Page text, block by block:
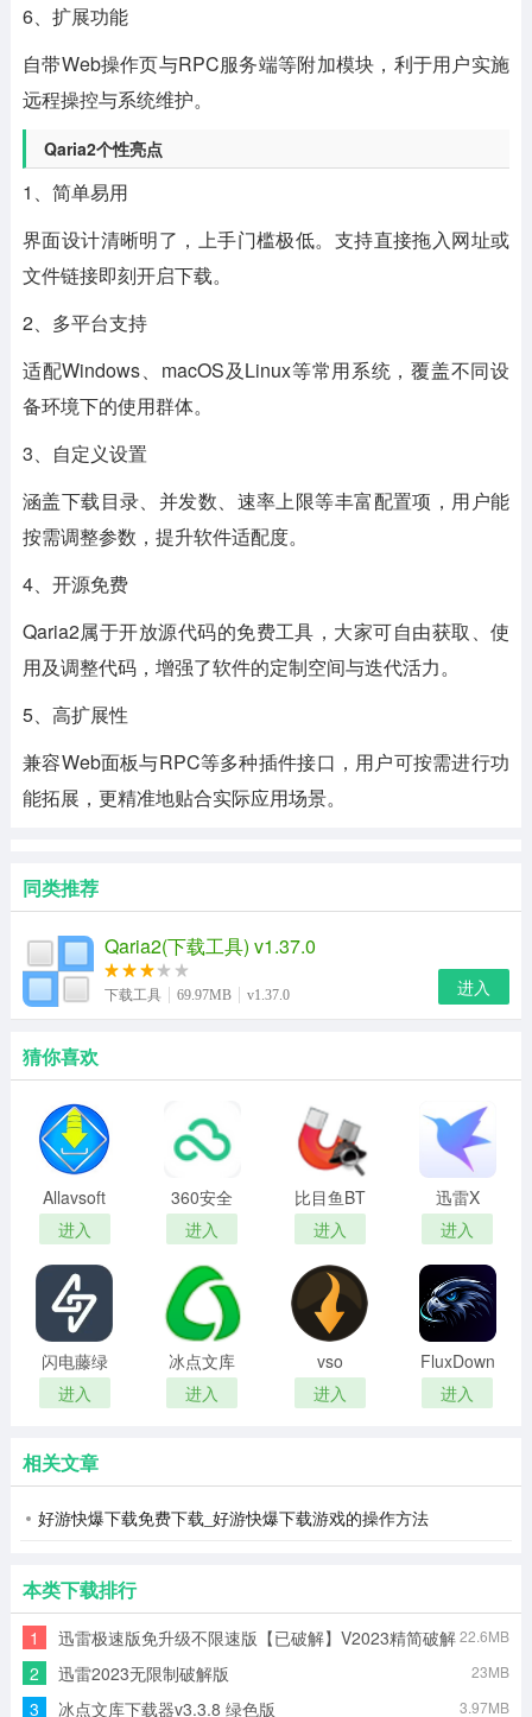
6、扩展功能
自带Web操作页与RPC服务端等附加模块，利于用户实施
远程操控与系统维护。
Qaria2个性亮点
1、简单易用
界面设计清晰明了，上手门槛极低。支持直接拖入网址或
文件链接即刻开启下载。
2、多平台支持
适配Windows、macOS及Linux等常用系统，覆盖不同设
备环境下的使用群体。
3、自定义设置
涵盖下载目录、并发数、速率上限等丰富配置项，用户能
按需调整参数，提升软件适配度。
4、开源免费
Qaria2属于开放源代码的免费工具，大家可自由获取、使
用及调整代码，增强了软件的定制空间与迭代活力。
5、高扩展性
兼容Web面板与RPC等多种插件接口，用户可按需进行功
能拓展，更精准地贴合实际应用场景。
同类推荐
Qaria2(下载工具) v1.37.0
下载工具 69.97MB v1.37.0 进入
猜你喜欢
Allavsoft
中文版
进入
360安全
云盘客户
端PC版
进入
比目鱼BT
搜索助手
进入
迅雷X
进入
闪电藤绿
色版
进入
冰点文库
下载器
进入
vso
downloader(万
能视频下
进入
FluxDown
进入
相关文章
好游快爆下载免费下载_好游快爆下载游戏的操作方法
本类下载排行
1
迅雷极速版免升级不限速版【已破解】V2023精简破解
版
22.6MB
2 迅雷2023无限制破解版 23MB
3 冰点文库下载器v3.3.8 绿色版 3.97MB